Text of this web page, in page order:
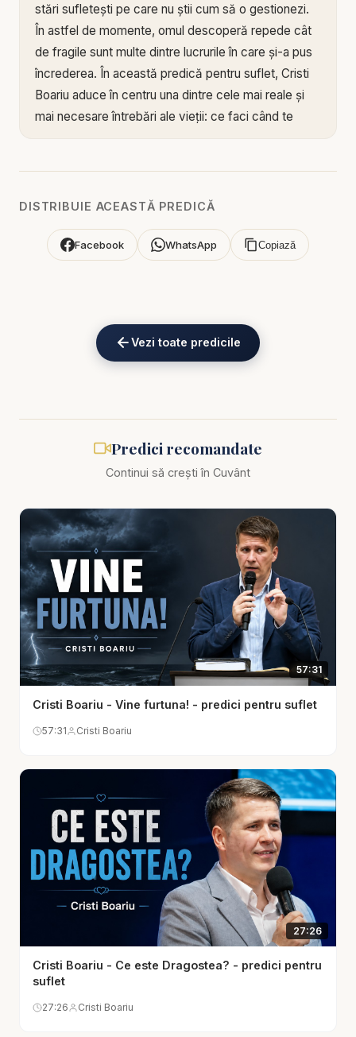
stări sufletești pe care nu știi cum să o gestionezi.
În astfel de momente, omul descoperă repede cât
de fragile sunt multe dintre lucrurile în care și-a pus
încrederea. În această predică pentru suflet, Cristi
Boariu aduce în centru una dintre cele mai reale și
mai necesare întrebări ale vieții: ce faci când te
când totul pare să se clatine.
Mesajul acestei predici arată că furtuna nu scoate
când întunericul coboară și când controlul se
pierde, atunci se vede adevărul lăuntric. Cristi
arată unde îți este ancora, ce iubești cu adevărat,
în cine te încrezi și cât de adâncă este relația ta cu
Dumnezeu. În acest sens, furtuna nu este doar o
criză, ci și un moment de cercetare profundă a
Această predică este potrivită pentru cei care trec
prin necazuri, pentru cei care se simt loviți de
împrejurări neașteptate, pentru cei care au nevoie
de încurajare și pentru toți cei care înțeleg că viața
cu Dumnezeu nu înseamnă lipsa totală a furtunilor,
ci prezența Lui în mijlocul lor. Într-o lume care
promite siguranță prin control, organizare și
resurse omenești, acest mesaj readuce în centru
perfecte, ci din apropierea de Dumnezeu. Furtuna
Predica lui Cristi Boariu scoate în evidență și faptul
că, atunci când vine furtuna, omul are tendința fie
să intre în panică, fie să se închidă în sine, fie să
se lase cuprins de revoltă. Dar Scriptura arată o
altă cale: credința. Nu o credință superficială,
sentimentală sau declarativă, ci una care se agață
ieșirea. Tocmai aici se vede maturitatea spirituală.
liniștite, ci când continuă să creadă și atunci când
DISTRIBUIE ACEASTĂ PREDICĂ
Facebook WhatsApp Copiază
Vezi toate predicile
Predici recomandate
Continui să crești în Cuvânt
57:31
Cristi Boariu - Vine furtuna! - predici pentru suflet
57:31 Cristi Boariu
27:26
Cristi Boariu - Ce este Dragostea? - predici pentru
suflet
27:26 Cristi Boariu